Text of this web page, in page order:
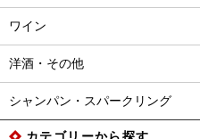
ワイン
洋酒・その他
シャンパン・スパークリング
カテゴリーから探す